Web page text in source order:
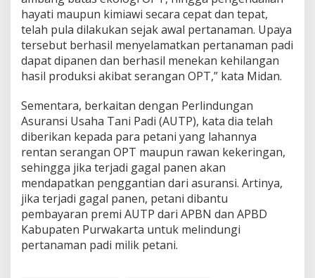
hayati maupun kimiawi secara cepat dan tepat,
telah pula dilakukan sejak awal pertanaman. Upaya
tersebut berhasil menyelamatkan pertanaman padi
dapat dipanen dan berhasil menekan kehilangan
hasil produksi akibat serangan OPT,” kata Midan.
Sementara, berkaitan dengan Perlindungan
Asuransi Usaha Tani Padi (AUTP), kata dia telah
diberikan kepada para petani yang lahannya
rentan serangan OPT maupun rawan kekeringan,
sehingga jika terjadi gagal panen akan
mendapatkan penggantian dari asuransi. Artinya,
jika terjadi gagal panen, petani dibantu
pembayaran premi AUTP dari APBN dan APBD
Kabupaten Purwakarta untuk melindungi
pertanaman padi milik petani.